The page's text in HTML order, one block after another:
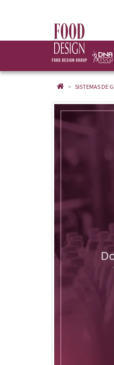
SISTEMAS DE